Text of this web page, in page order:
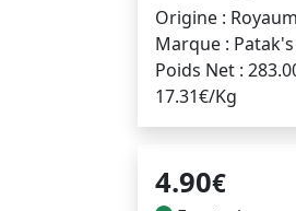
Origine :
Marque : Patak's
Poids Net :
17.31€/Kg
4.90€